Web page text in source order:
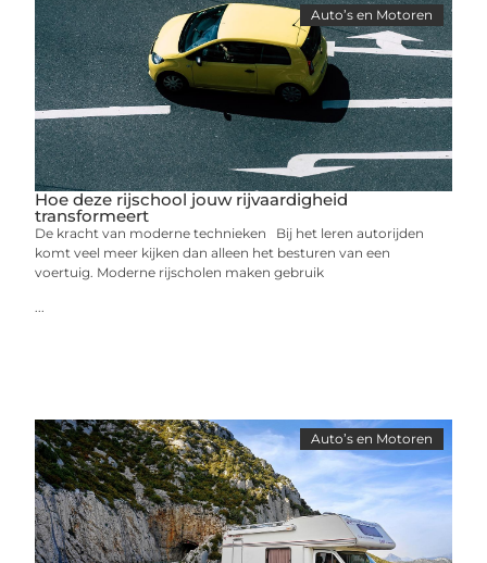
Auto’s en Motoren
Hoe deze rijschool jouw rijvaardigheid
transformeert
De kracht van moderne technieken Bij het leren autorijden
komt veel meer kijken dan alleen het besturen van een
voertuig. Moderne rijscholen maken gebruik
Auto’s en Motoren